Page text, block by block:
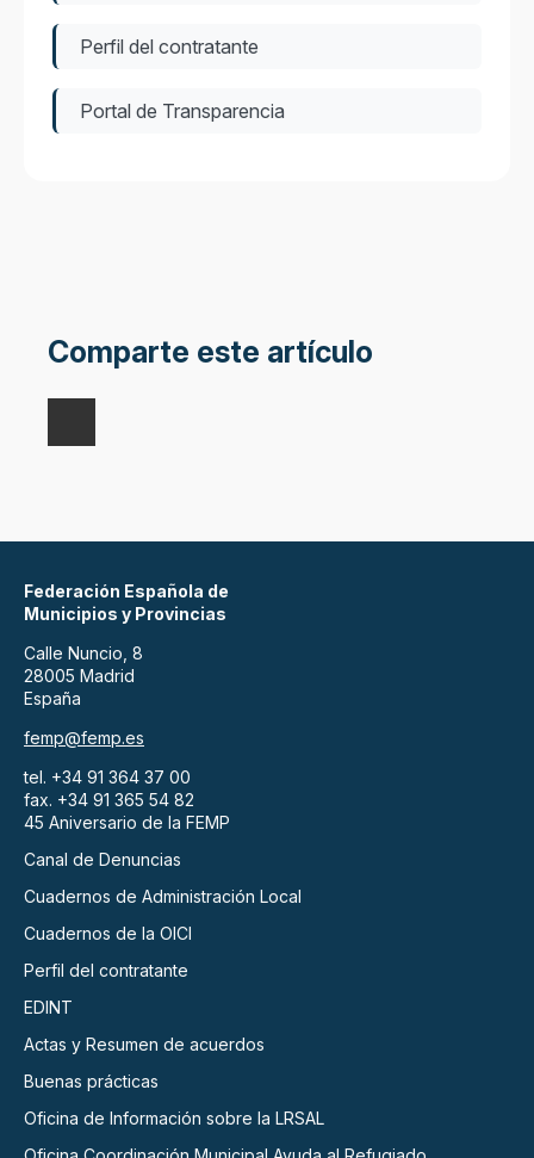
Perfil del contratante
Portal de Transparencia
Comparte este artículo
Federación Española de
Municipios y Provincias
Calle Nuncio, 8
28005 Madrid
España
femp@femp.es
tel. +34 91 364 37 00
fax. +34 91 365 54 82
45 Aniversario de la FEMP
Canal de Denuncias
Cuadernos de Administración Local
Cuadernos de la OICI
Perfil del contratante
EDINT
Actas y Resumen de acuerdos
Buenas prácticas
Oficina de Información sobre la LRSAL